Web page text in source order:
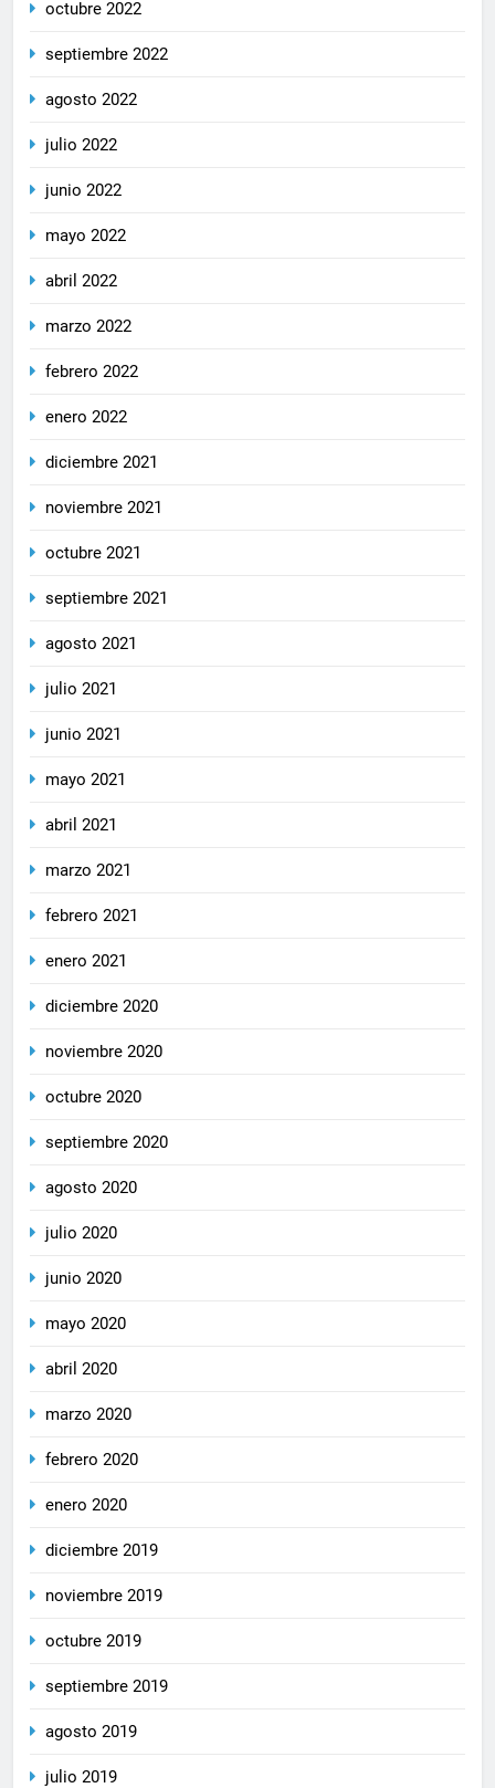
octubre 2022
septiembre 2022
agosto 2022
julio 2022
junio 2022
mayo 2022
abril 2022
marzo 2022
febrero 2022
enero 2022
diciembre 2021
noviembre 2021
octubre 2021
septiembre 2021
agosto 2021
julio 2021
junio 2021
mayo 2021
abril 2021
marzo 2021
febrero 2021
enero 2021
diciembre 2020
noviembre 2020
octubre 2020
septiembre 2020
agosto 2020
julio 2020
junio 2020
mayo 2020
abril 2020
marzo 2020
febrero 2020
enero 2020
diciembre 2019
noviembre 2019
octubre 2019
septiembre 2019
agosto 2019
julio 2019